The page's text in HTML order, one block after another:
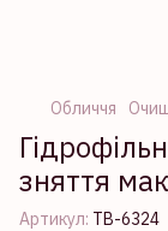
Обличчя
зняття
Артикул: TB-6324